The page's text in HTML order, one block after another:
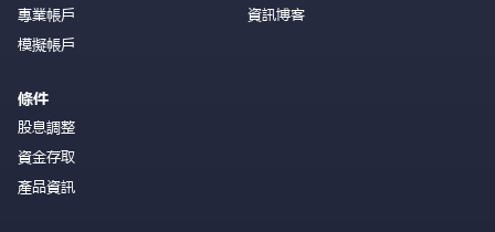
專業帳戶
模擬帳戶
條件
股息調整
資金存取
產品資訊
資訊博客